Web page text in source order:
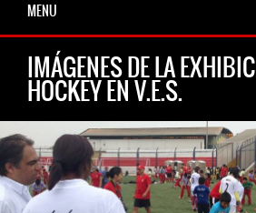
MENU
IMÁGENES DE LA
HOCKEY EN V.E.S.